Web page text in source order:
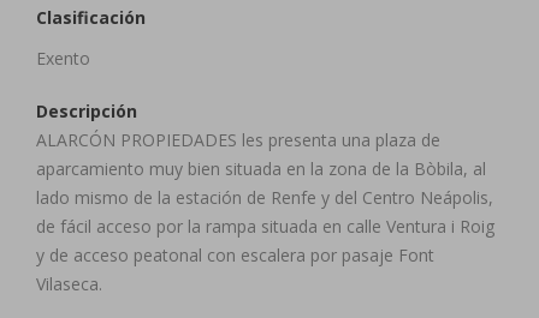
Clasificación
Exento
Descripción
ALARCÓN PROPIEDADES les presenta una plaza de
aparcamiento muy bien situada en la zona de la Bòbila, al
lado mismo de la estación de Renfe y del Centro Neápolis,
de fácil acceso por la rampa situada en calle Ventura i Roig
y de acceso peatonal con escalera por pasaje Font
Vilaseca.